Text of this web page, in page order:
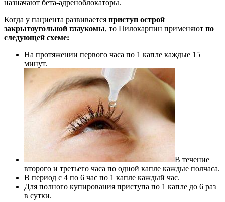
назначают бета-адреноблокаторы.
Когда у пациента развивается приступ острой
закрытоугольной глаукомы, то Пилокарпин применяют по
следующей схеме:
На протяжении первого часа по 1 капле каждые 15
минут.
В течение
второго и третьего часа по одной капле каждые полчаса.
В период с 4 по 6 час по 1 капле каждый час.
Для полного купирования приступа по 1 капле до 6 раз
в сутки.